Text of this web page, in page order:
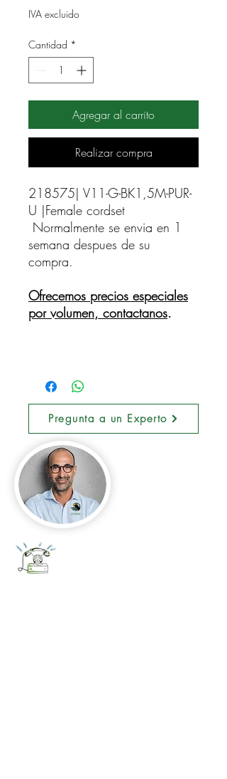
IVA excluido
Cantidad *
Agregar al carrito
Realizar compra
218575| V11-G-BK1,5M-PUR-
U |Female cordset
Normalmente se envia en 1
semana despues de su
compra.
Ofrecemos precios especiales
por volumen, contactanos.
Pregunta a un Experto